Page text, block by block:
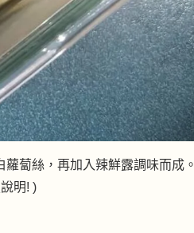
蔔絲，再加入辣鮮露調味而成。
明! )